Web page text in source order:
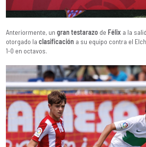
Anteriormente, un gran testarazo de Félix a la
otorgado la clasificación a su equipo contra el
1-0 en octavos.